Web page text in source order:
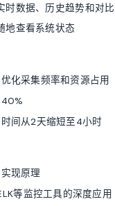
时数据、历史趋势和对
地查看系统状态
化采集频率和资源占用
间从2天缩短至4小时
现原理
等监控工具的深度应用